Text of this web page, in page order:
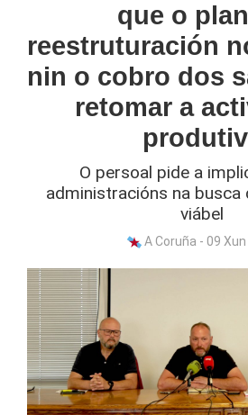
que o
reestruturación
nin o cobro dos
retomar a
O persoal pide a
administracións na busca
viábel
A Coruña - 09